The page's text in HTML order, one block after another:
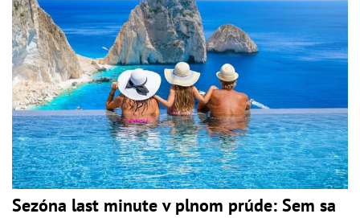
Sezóna last minute v plnom prúde: Sem sa